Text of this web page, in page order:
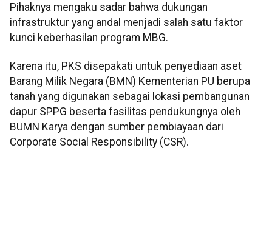
Pihaknya mengaku sadar bahwa dukungan
infrastruktur yang andal menjadi salah satu faktor
kunci keberhasilan program MBG.
Karena itu, PKS disepakati untuk penyediaan aset
Barang Milik Negara (BMN) Kementerian PU berupa
tanah yang digunakan sebagai lokasi pembangunan
dapur SPPG beserta fasilitas pendukungnya oleh
BUMN Karya dengan sumber pembiayaan dari
Corporate Social Responsibility (CSR).